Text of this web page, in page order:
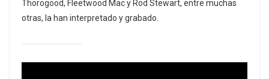
Thorogood, Fleetwood Mac y Rod Stewart, entre muchas
otras, la han interpretado y grabado.